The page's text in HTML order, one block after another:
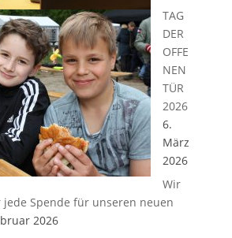
TAG
DER
OFFE
NEN
TÜR
2026
6.
März
2026
Wir
Spende für unseren neuen
2026